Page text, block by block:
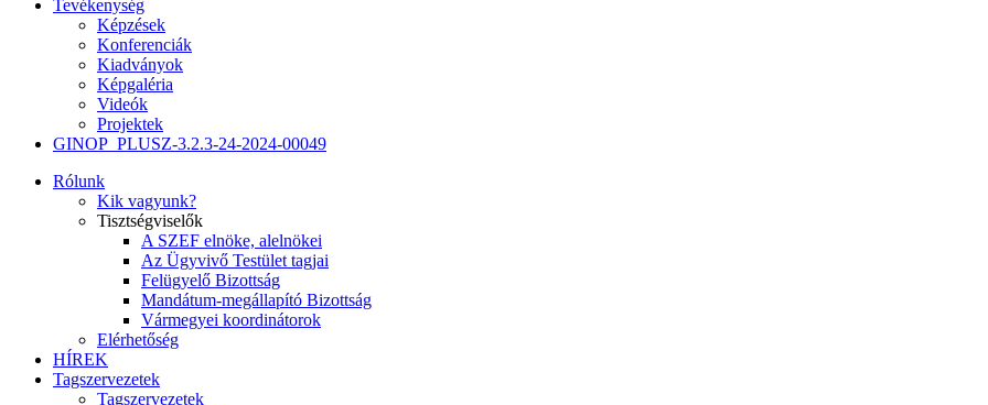
Tevékenység
Képzések
Konferenciák
Kiadványok
Képgaléria
Videók
Projektek
GINOP_PLUSZ-3.2.3-24-2024-00049
Rólunk
Kik vagyunk?
Tisztségviselők
A SZEF elnöke, alelnökei
Az Ügyvivő Testület tagjai
Felügyelő Bizottság
Mandátum-megállapító Bizottság
Vármegyei koordinátorok
Elérhetőség
HÍREK
Tagszervezetek
Tagszervezetek